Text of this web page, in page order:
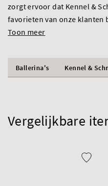
zorgt ervoor dat Kennel &
favorieten van onze klanten
Toon meer
Ballerina's Kennel &
Vergelijkbare